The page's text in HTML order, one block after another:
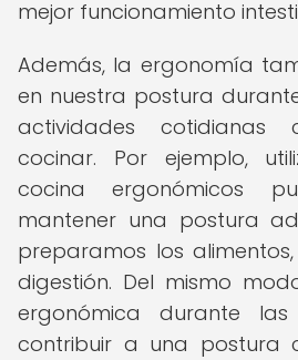
mejor funcionamiento
Además, la ergonomía
en nuestra postura
actividades
cocinar. Por ejemplo,
cocina ergonómicos
mantener una postura
preparamos los
digestión. Del mismo
ergonómica durante
contribuir a una postura